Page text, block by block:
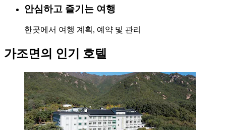
안심하고 즐기는 여행
한곳에서 여행 계획, 예약 및 관리
가조면의 인기 호텔